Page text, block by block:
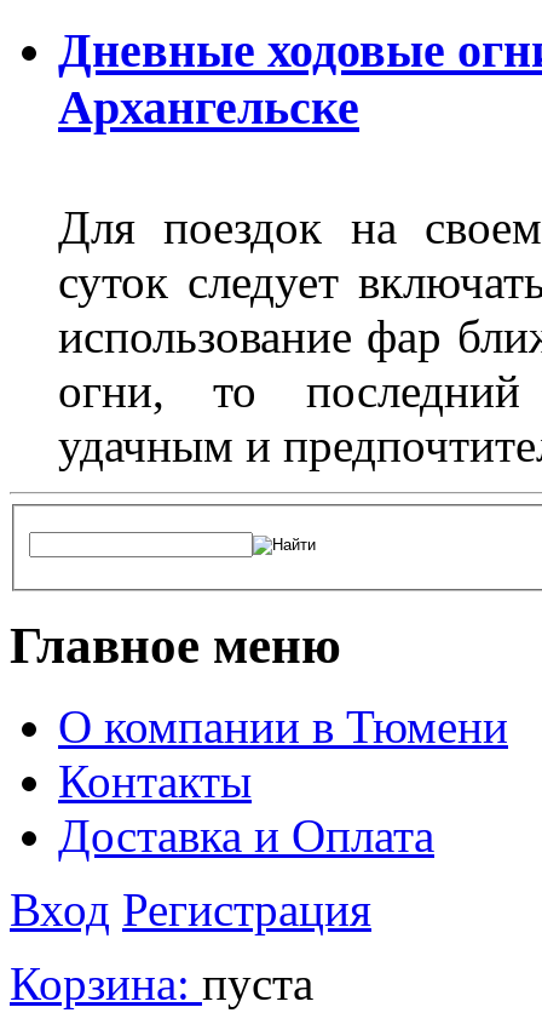
Дневные ходовые
Архангельске
Для поездок на
суток следует
использование фар
огни, то последний
удачным и
Главное меню
О компании в Тюмени
Контакты
Доставка и Оплата
Вход Регистрация
Корзина: пуста